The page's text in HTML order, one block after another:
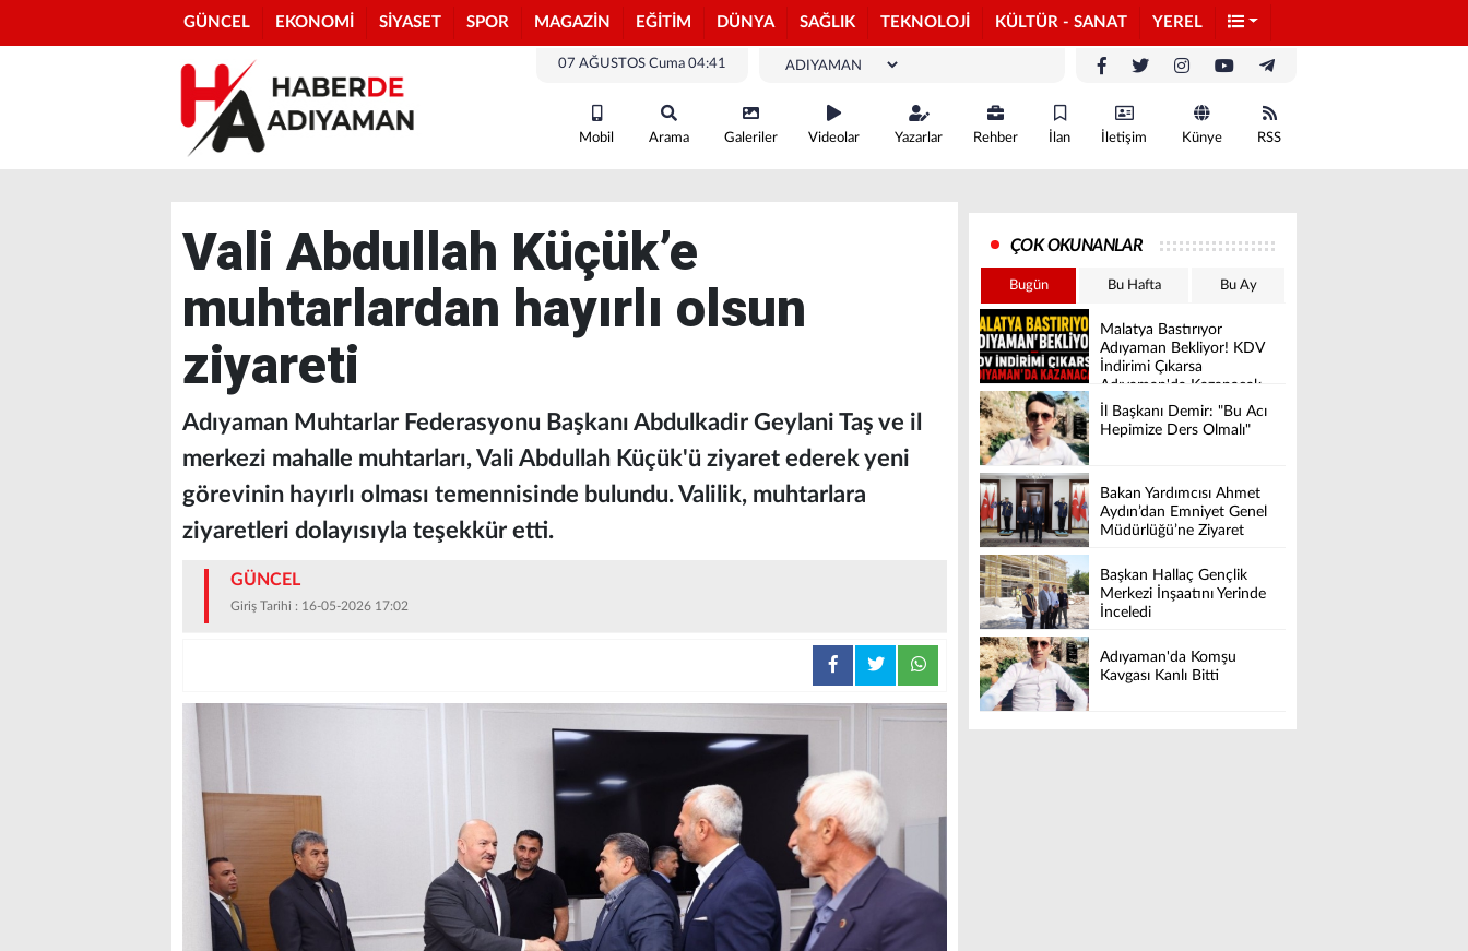
GÜNCEL EKONOMİ SİYASET SPOR MAGAZİN EĞİTİM DÜNYA SAĞLIK TEKNOLOJİ KÜLTÜR - SANAT YEREL
07 AĞUSTOS Cuma 04:41
Mobil Arama Galeriler Videolar Yazarlar Rehber İlan İletişim Künye RSS
Vali Abdullah Küçük’e
muhtarlardan hayırlı olsun
ziyareti
Adıyaman Muhtarlar Federasyonu Başkanı Abdulkadir Geylani Taş ve il
merkezi mahalle muhtarları, Vali Abdullah Küçük'ü ziyaret ederek yeni
görevinin hayırlı olması temennisinde bulundu. Valilik, muhtarlara
ziyaretleri dolayısıyla teşekkür etti.
GÜNCEL
Giriş Tarihi : 16-05-2026 17:02
ÇOK OKUNANLAR
Bugün Bu Hafta Bu Ay
Malatya Bastırıyor
Adıyaman Bekliyor! KDV
İndirimi Çıkarsa
Adıyaman'da Kazanacak
İl Başkanı Demir: "Bu Acı
Hepimize Ders Olmalı"
Bakan Yardımcısı Ahmet
Aydın’dan Emniyet Genel
Müdürlüğü’ne Ziyaret
Başkan Hallaç Gençlik
Merkezi İnşaatını Yerinde
İnceledi
Adıyaman'da Komşu
Kavgası Kanlı Bitti